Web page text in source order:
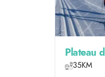
Plateau
35KM